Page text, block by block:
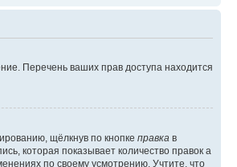
Перечень ваших прав доступа находится
щёлкнув по кнопке правка в
которая показывает количество правок а
по своему усмотрению. Учтите, что